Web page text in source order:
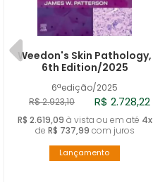
GYNECOLOGIC/OBSTETRIC
HEAD AND NECK
HEMATOPATHOLOGY
INFECTIOUS DISEASES
MOLECULAR
6ªedição/2025
Weedon's Skin Pathology,
6th Edition/2025
R$ 2.923,10 R$ 2.728,22
R$ 2.619,09 à vista ou em até 4x
de R$ 737,99 com juros
Lançamento